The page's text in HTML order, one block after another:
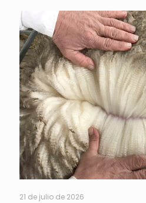
21 de julio de 2026